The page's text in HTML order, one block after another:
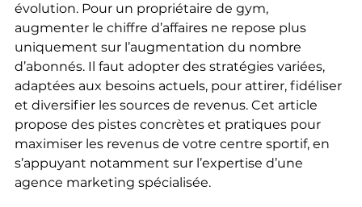
évolution. Pour un propriétaire de gym,
augmenter le chiffre d’affaires ne repose plus
uniquement sur l’augmentation du nombre
d’abonnés. Il faut adopter des stratégies variées,
adaptées aux besoins actuels, pour attirer, fidéliser
et diversifier les sources de revenus. Cet article
propose des pistes concrètes et pratiques pour
maximiser les revenus de votre centre sportif, en
s’appuyant notamment sur l’expertise d’une
agence marketing spécialisée.